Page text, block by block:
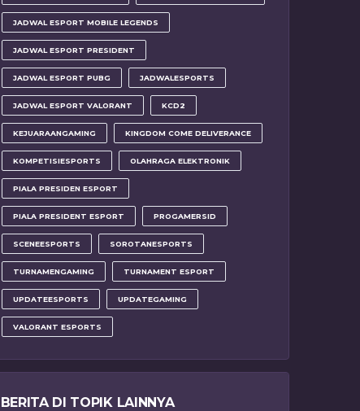
JADWAL ESPORT MOBILE LEGENDS
JADWAL ESPORT PRESIDENT
JADWAL ESPORT PUBG JADWALESPORTS
JADWAL ESPORT VALORANT KCD2
KEJUARAANGAMING KINGDOM COME DELIVERANCE
KOMPETISIESPORTS OLAHRAGA ELEKTRONIK
PIALA PRESIDEN ESPORT
PIALA PRESIDENT ESPORT PROGAMERSID
SCENEESPORTS SOROTANESPORTS
TURNAMENGAMING TURNAMENT ESPORT
UPDATEESPORTS UPDATEGAMING
VALORANT ESPORTS
BERITA DI TOPIK LAINNYA